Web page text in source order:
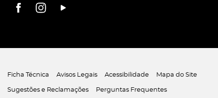
Ficha Técnica Avisos Legais Acessibilidade Mapa do Site
Sugestões e Reclamações Perguntas Frequentes